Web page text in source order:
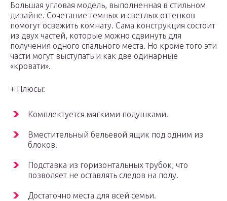
Большая угловая модель, выполненная в стильном
дизайне. Сочетание темных и светлых оттенков
помогут освежить комнату. Сама конструкция состоит
из двух частей, которые можно сдвинуть для
получения одного спального места. Но кроме того эти
части могут выступать и как две одинарные
«кровати».
+ Плюсы:
Комплектуется мягкими подушками.
Вместительный бельевой ящик под одним из
блоков.
Подставка из горизонтальных трубок, что
позволяет не оставлять следов на полу.
Достаточно места для всей семьи.